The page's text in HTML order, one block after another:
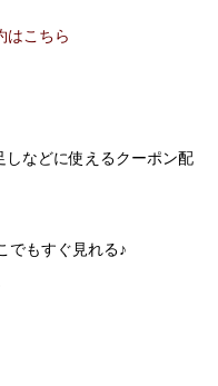
はこちら
などに使えるクーポン配
でもすぐ見れる♪